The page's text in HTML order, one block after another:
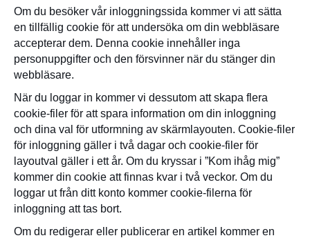
Om du besöker vår inloggningssida kommer vi att sätta
en tillfällig cookie för att undersöka om din webbläsare
accepterar dem. Denna cookie innehåller inga
personuppgifter och den försvinner när du stänger din
webbläsare.
När du loggar in kommer vi dessutom att skapa flera
cookie-filer för att spara information om din inloggning
och dina val för utformning av skärmlayouten. Cookie-filer
för inloggning gäller i två dagar och cookie-filer för
layoutval gäller i ett år. Om du kryssar i ”Kom ihåg mig”
kommer din cookie att finnas kvar i två veckor. Om du
loggar ut från ditt konto kommer cookie-filerna för
inloggning att tas bort.
Om du redigerar eller publicerar en artikel kommer en